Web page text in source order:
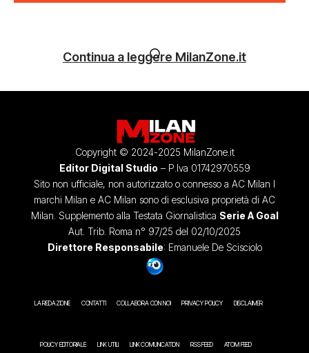
Continua a leggere MilanZone.it
Copyright © 2024-2025 MilanZone.it
Editor Digital Studio – P.Iva 01742970559
Sito non ufficiale, non autorizzato o connesso a AC Milan I
marchi Milan e AC Milan sono di esclusiva proprietà di AC
Milan. Supplemento alla Testata Giornalistica Serie A Goal
Aut. Trib. Roma n° 97/25 del 02/10/2025
Direttore Responsabile: Emanuele De Scisciolo
LA REDAZIONE CONTATTI COLLABORA CON NOI PRIVACY POLICY DISCLAIMER
POLICY EDITORIALE LINK UTILI LINK COMUNICATION RSS FEED ATOM FEED